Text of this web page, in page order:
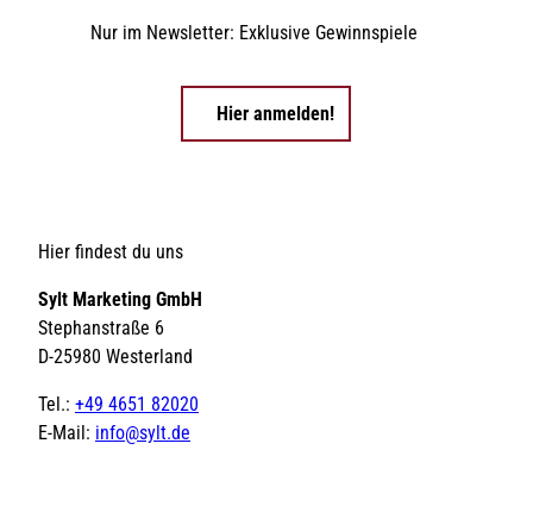
Nur im Newsletter: Exklusive Gewinnspiele
Hier anmelden!
Hier findest du uns
Sylt Marketing GmbH
Stephanstraße 6
D-25980 Westerland
Tel.: +49 4651 82020
E-Mail: info@sylt.de